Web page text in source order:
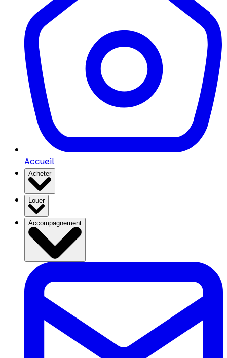
Accueil
Acheter
Louer
Accompagnement